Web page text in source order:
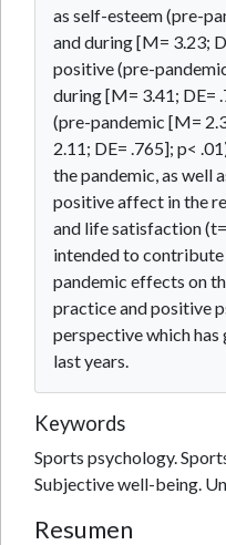
as self-esteem (pre-
and during [M= 3.23;
positive (pre-
during [M= 3.41; DE=
(pre-pandemic [M=
2.11; DE= .765]; p<
the pandemic, as well
positive affect in the
and life satisfaction
intended to
pandemic effects on
practice and positive
perspective which has
last years.
Keywords
Sports psychology.
Subjective well-being.
Resumen